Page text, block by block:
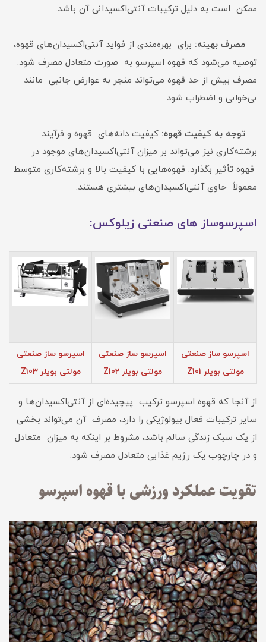
ممکن است به دلیل ترکیبات آنتی‌اکسیدانی آن باشد.
مصرف بهینه: برای بهره‌مندی از فواید آنتی‌اکسیدان‌های قهوه،
توصیه می‌شود که قهوه اسپرسو به صورت متعادل مصرف شود.
مصرف بیش از حد قهوه می‌تواند منجر به عوارض جانبی مانند
بی‌خوابی و اضطراب شود.
توجه به کیفیت قهوه: کیفیت دانه‌های قهوه و فرآیند
برشته‌کاری نیز می‌تواند بر میزان آنتی‌اکسیدان‌های موجود در
قهوه تأثیر بگذارد. قهوه‌هایی با کیفیت بالا و برشته‌کاری متوسط
معمولاً حاوی آنتی‌اکسیدان‌های بیشتری هستند.
اسپرسوساز های صنعتی زیلوکس:
اسپرسو ساز صنعتی
مولتی بویلر Z101
اسپرسو ساز صنعتی
مولتی بویلر Z102
اسپرسو ساز صنعتی
مولتی بویلر Z103
از آنجا که قهوه اسپرسو ترکیب پیچیده‌ای از آنتی‌اکسیدان‌ها و
سایر ترکیبات فعال بیولوژیکی را دارد، مصرف آن می‌تواند بخشی
از یک سبک زندگی سالم باشد، مشروط بر اینکه به میزان متعادل
و در چارچوب یک رژیم غذایی متعادل مصرف شود.
تقویت عملکرد ورزشی با قهوه اسپرسو